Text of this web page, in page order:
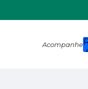
Acompanhe